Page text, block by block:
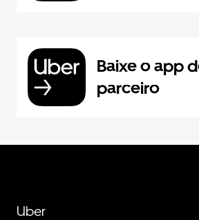
Baixe o app
parceiro
Uber